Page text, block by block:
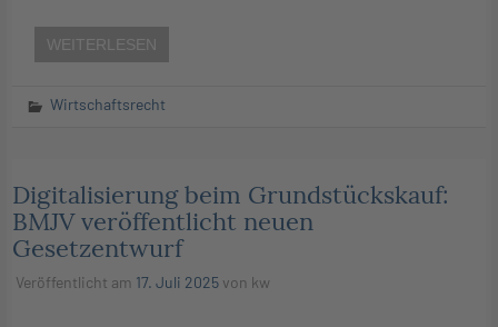
WEITERLESEN
Wirtschaftsrecht
Digitalisierung beim Grundstückskauf:
BMJV veröffentlicht neuen
Gesetzentwurf
Veröffentlicht am 17. Juli 2025von kw